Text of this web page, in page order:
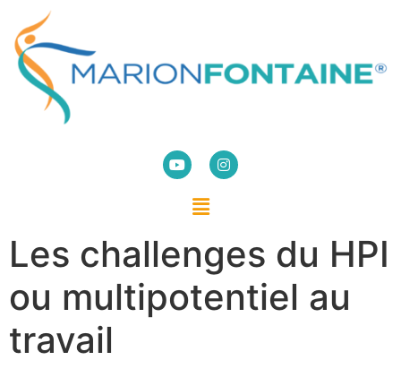
Les challenges du HPI
ou multipotentiel au
travail